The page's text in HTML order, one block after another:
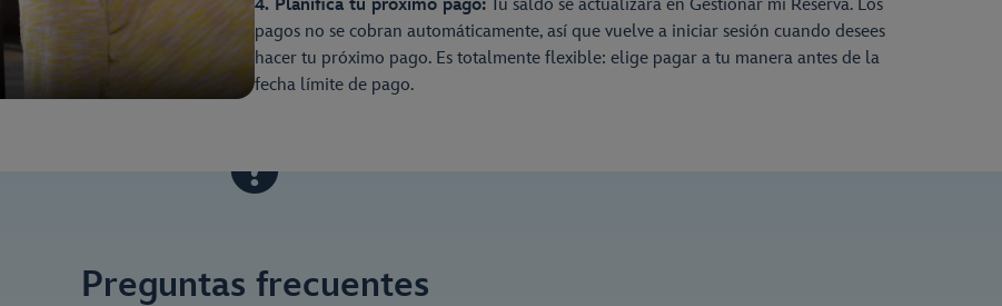
4. Planifica tu próximo pago: Tu saldo se actualizará en Gestionar mi Reserva. Los
pagos no se cobran automáticamente, así que vuelve a iniciar sesión cuando desees
hacer tu próximo pago. Es totalmente flexible: elige pagar a tu manera antes de la
fecha límite de pago.
Preguntas frecuentes